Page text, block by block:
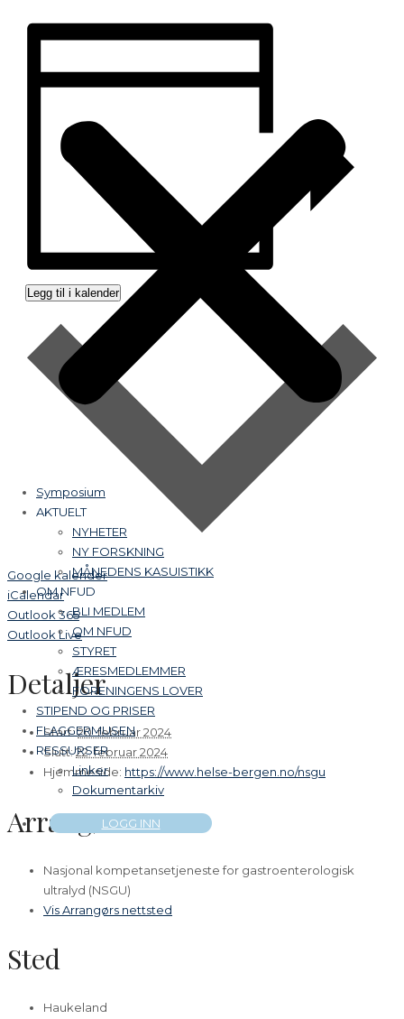
Symposium
AKTUELT
NYHETER
NY FORSKNING
MÅNEDENS KASUISTIKK
OM NFUD
BLI MEDLEM
OM NFUD
STYRET
ÆRESMEDLEMMER
FORENINGENS LOVER
STIPEND OG PRISER
FLAGGERMUSEN
RESSURSER
Linker
Dokumentarkiv
LOGG INN
Legg til i kalender
Google kalender
iCalendar
Outlook 365
Outlook Live
Detaljer
Start:20. februar 2024
Slutt:22. februar 2024
Hjemmeside: https://www.helse-bergen.no/nsgu
Arrangør
Nasjonal kompetansetjeneste for gastroenterologisk
ultralyd (NSGU)
Vis Arrangørs nettsted
Sted
Haukeland